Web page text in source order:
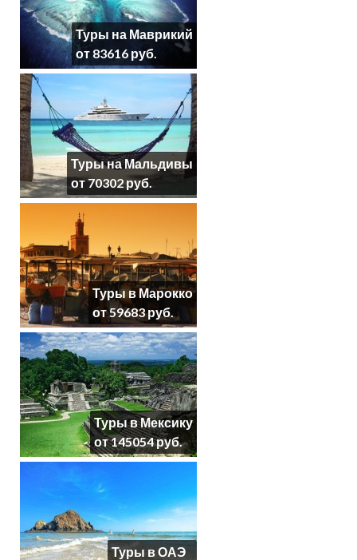
Туры на Маврикий
от 83616 руб.
Туры на Мальдивы
от 70302 руб.
Туры в Марокко
от 59683 руб.
Туры в Мексику
от 145054 руб.
Туры в ОАЭ